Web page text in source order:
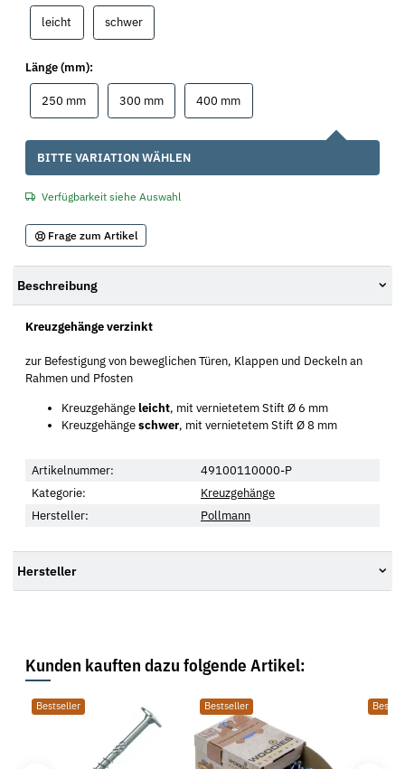
leicht schwerschwer
Länge (mm):
250 mm250 mm300 mm300 mm400 mm400 mm
x
BITTE VARIATION WÄHLEN
Verfügbarkeit siehe Auswahl
Frage zum Artikel
Beschreibung
Kreuzgehänge verzinkt
zur Befestigung von beweglichen Türen, Klappen und Deckeln an
Rahmen und Pfosten
Kreuzgehängeleicht, mit vernietetem Stift Ø 6 mm
Kreuzgehängeschwer, mit vernietetem Stift Ø 8 mm
Artikelnummer:
49100110000-P
Kategorie:
Kreuzgehänge
Hersteller:
Pollmann
Hersteller
Kunden kauften dazu folgende Artikel:
Bestseller Bestseller